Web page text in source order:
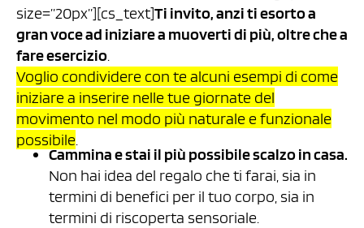
size=”20px”][cs_text]Ti invito, anzi ti esorto a
gran voce ad iniziare a muoverti di più, oltre che a
fare esercizio.
Voglio condividere con te alcuni esempi di come
iniziare a inserire nelle tue giornate del
movimento nel modo più naturale e funzionale
possibile.
Cammina e stai il più possibile scalzo in casa.
Non hai idea del regalo che ti farai, sia in
termini di benefici per il tuo corpo, sia in
termini di riscoperta sensoriale.